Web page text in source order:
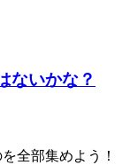
ないかな？
全部集めよう！